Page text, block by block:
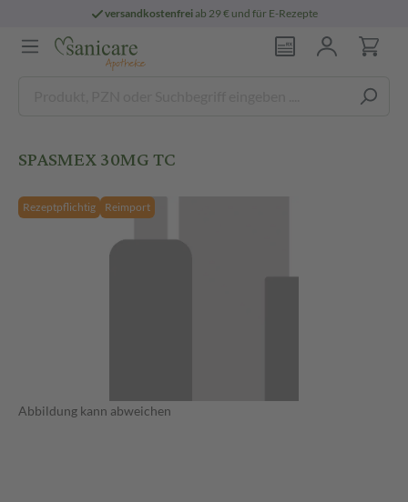
versandkostenfreiab 29 € und für E-Rezepte
SPASMEX 30MG TC
Rezeptpflichtig Reimport
Abbildung kann abweichen